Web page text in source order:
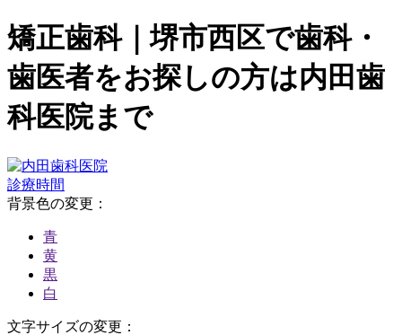
矯正歯科｜堺市西区で歯科・
歯医者をお探しの方は内田歯
科医院まで
診療時間
背景色の変更：
青
黄
黒
白
文字サイズの変更：